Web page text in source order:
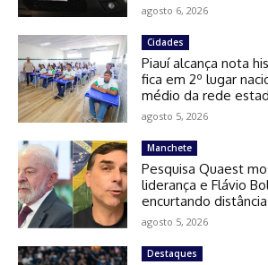
agosto 6, 2026
Cidades
Piauí alcança nota
fica em 2º lugar
médio da rede
agosto 5, 2026
Manchete
Pesquisa Quaest
liderança e Flávio
encurtando distância
agosto 5, 2026
Destaques